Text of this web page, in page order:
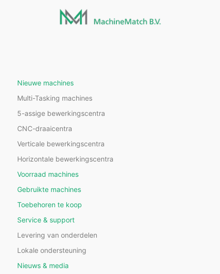
Nieuwe machines
Multi-Tasking machines
5-assige bewerkingscentra
CNC-draaicentra
Verticale bewerkingscentra
Horizontale bewerkingscentra
Voorraad machines
Gebruikte machines
Toebehoren te koop
Service & support
Levering van onderdelen
Lokale ondersteuning
Nieuws & media